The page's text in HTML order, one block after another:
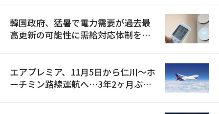
韓国政府、猛暑で電力需要が過去最
高更新の可能性に需給対応体制を点
エアプレミア、11月5日から仁川〜ホ
ーチミン路線運航へ…3年2ヶ月ぶり